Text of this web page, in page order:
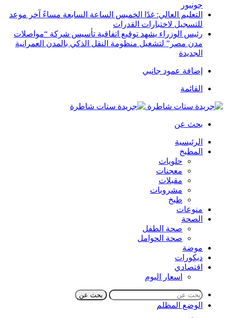
جونيور
التعليم العالي: غدًا الخميس الساعة السابعة مساءً آخر موعد
للتسجيل لاختبارات القدرات
رئيس الوزراء يشهد توقيع اتفاقية تأسيس شركة “مواصلات
مدن مصر” لتشغيل منظومة النقل الذكي بالمدن العمرانية
الجديدة
إضافة عمود جانبي
القائمة
بحث عن
الرئيسية
المطبخ
حلويات
معجنات
مقبلات
مشروبات
طبخ
منوعات
الصحة
صحة الطفل
صحة الحوامل
موضة
ديكورات
اقتصادي
اسعار اليوم
بحث عن
الوضع المظلم